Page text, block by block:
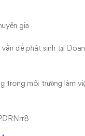
gia
đề phát sinh tại
trong môi trường làm